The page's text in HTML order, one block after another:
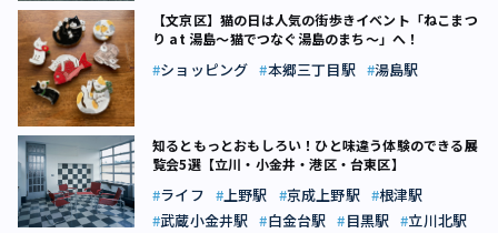
【文京区】猫の日は人気の街歩きイベント「ねこまつ
り at 湯島～猫でつなぐ湯島のまち〜」へ！
ショッピング 本郷三丁目駅 湯島駅
知るともっとおもしろい！ひと味違う体験のできる展
覧会5選【立川・小金井・港区・台東区】
ライフ 上野駅 京成上野駅
根津駅
武蔵小金井駅
白金台駅 目黒駅
立川北駅